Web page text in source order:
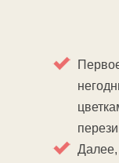
Далее,